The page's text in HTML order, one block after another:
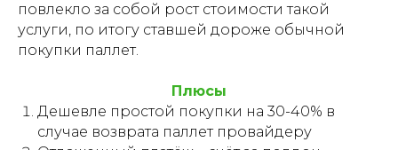
повлекло за собой рост стоимости такой
услуги, по итогу ставшей дороже обычной
покупки паллет.
Плюсы
Дешевле простой покупки на 30-40% в
случае возврата паллет провайдеру